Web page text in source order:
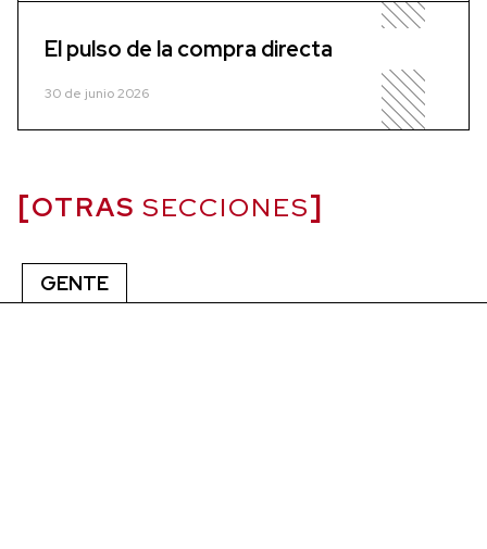
El pulso de la compra directa
30 de junio 2026
OTRAS SECCIONES
GENTE